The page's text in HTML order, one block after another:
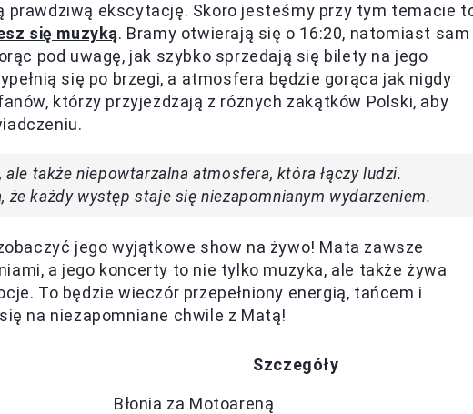
prawdziwą ekscytację. Skoro jesteśmy przy tym temacie
się muzyką. Bramy otwierają się o 16:20, natomiast sam
pod uwagę, jak szybko sprzedają się bilety na jego
się po brzegi, a atmosfera będzie gorąca jak nigdy
którzy przyjeżdżają z różnych zakątków Polski, aby
także niepowtarzalna atmosfera, która łączy ludzi.
że każdy występ staje się niezapomnianym wydarzeniem.
jego wyjątkowe show na żywo! Mata zawsze
a jego koncerty to nie tylko muzyka, ale także żywa
To będzie wieczór przepełniony energią, tańcem i
na niezapomniane chwile z Matą!
Szczegóły
Błonia za Motoareną